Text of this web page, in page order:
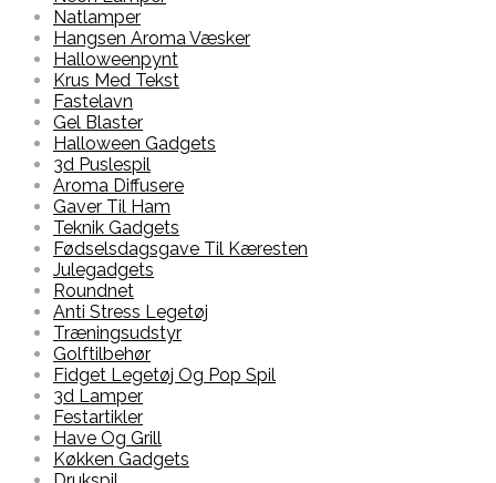
Natlamper
Hangsen Aroma Væsker
Halloweenpynt
Krus Med Tekst
Fastelavn
Gel Blaster
Halloween Gadgets
3d Puslespil
Aroma Diffusere
Gaver Til Ham
Teknik Gadgets
Fødselsdagsgave Til Kæresten
Julegadgets
Roundnet
Anti Stress Legetøj
Træningsudstyr
Golftilbehør
Fidget Legetøj Og Pop Spil
3d Lamper
Festartikler
Have Og Grill
Køkken Gadgets